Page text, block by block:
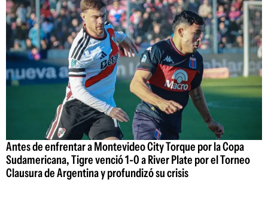
Antes de enfrentar a Montevideo City Torque por la Copa
Sudamericana, Tigre venció 1-0 a River Plate por el Torneo
Clausura de Argentina y profundizó su crisis